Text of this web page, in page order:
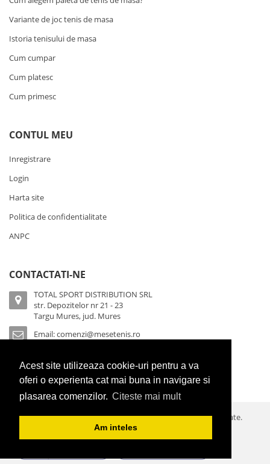
Acest site utilizeaza cookie-uri pentru a va
oferi o experienta cat mai buna in navigare si
plasarea comenzilor. Citeste mai mult
Am inteles
Variante de joc tenis de masa
Istoria tenisului de masa
Cum cumpar
Cum platesc
Cum primesc
CONTUL MEU
Inregistrare
Login
Harta site
Politica de confidentialitate
ANPC
CONTACTATI-NE
TOTAL SPORT DISTRIBUTION SRL
str. Depozitelor nr 21 - 23
Targu Mures, jud. Mures
Email:comenzi@mesetenis.ro
Depozit:0377 100 944
© 2026 Cornilleau Romania. Toate drepturile sunt rezervate.